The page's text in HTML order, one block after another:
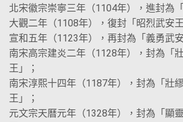
北宋徽宗崇寧三年（1104年），進封為
大觀二年（1108年），復封「昭烈武安
宣和五年（1123年），再封為「義勇武
南宋高宗建炎二年（1128年），封為「
王」；
南宋淳熙十四年（1187年），封為「壯
王」；
元文宗天曆元年（1328年），封為「顯